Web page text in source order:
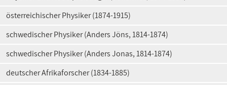
österreichischer Physiker (1874-1915)
schwedischer Physiker (Anders Jöns, 1814-1874)
schwedischer Physiker (Anders Jonas, 1814-1874)
deutscher Afrikaforscher (1834-1885)